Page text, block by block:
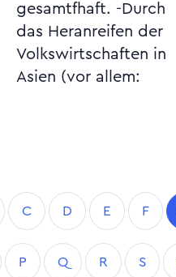
gesamtfhaft. -Durch
das Heranreifen der
Volkswirtschaften in
Asien (vor allem:
C D E F
P Q R S